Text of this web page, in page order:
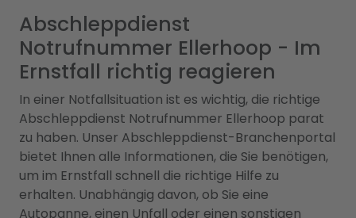
Abschleppdienst
Notrufnummer Ellerhoop - Im
Ernstfall richtig reagieren
In einer Notfallsituation ist es wichtig, die richtige
Abschleppdienst Notrufnummer Ellerhoop parat
zu haben. Unser Abschleppdienst-Branchenportal
bietet Ihnen alle Informationen, die Sie benötigen,
um im Ernstfall schnell die richtige Hilfe zu
erhalten. Unabhängig davon, ob Sie eine
Autopanne, einen Unfall oder einen sonstigen